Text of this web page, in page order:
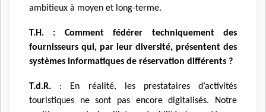
ambitieux à moyen et long-terme.
T.H. : Comment fédérer techniquement des
fournisseurs qui, par leur diversité, présentent des
systèmes informatiques de réservation différents ?
T.d.R. : En réalité, les prestataires d’activités
touristiques ne sont pas encore digitalisés. Notre